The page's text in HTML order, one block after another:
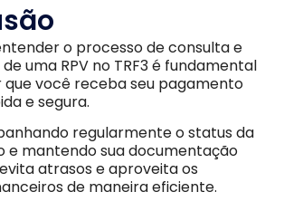
o processo de consulta e
uma RPV no TRF3 é fundamental
você receba seu pagamento
e segura.
regularmente o status da
e mantendo sua documentação
atrasos e aproveita os
de maneira eficiente.